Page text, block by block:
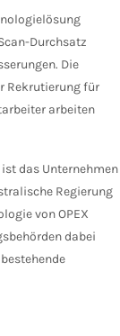
Durchsatz
Die
Rekrutierung für
arbeiten
das Unternehmen
Regierung
von OPEX
dabei